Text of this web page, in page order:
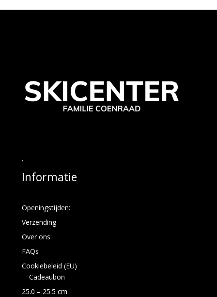
.
Informatie
Openingstijden:
Verzending
Over ons:
FAQs
Cookiebeleid (EU)
Cadeaubon
25.0 – 25.5 cm